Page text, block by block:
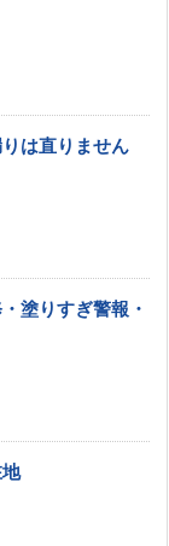
は直りません
塗りすぎ警報・